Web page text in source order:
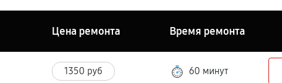
Цена ремонта Время ремонта
1350 руб 60 минут